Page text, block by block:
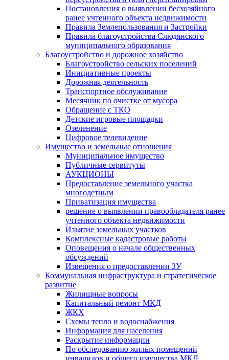
Постановления о выявлении бесхозяйного
ранее учтенного объекта недвижимости
Правила Землепользования и Застройки
Правила благоустройства Слюдянского
муниципального образования
Благоустройство и дорожное хозяйство
Благоустройство сельских поселений
Инициативные проекты
Дорожная деятельность
Транспортное обслуживание
Месячник по очистке от мусора
Обращение с ТКО
Детские игровые площадки
Озеленение
Цифровое телевидение
Имущество и земельные отношения
Муниципальное имущество
Публичные сервитуты
АУКЦИОНЫ
Предоставление земельного участка
многодетным
Приватизация имущества
решение о выявлении правообладателя ранее
учтенного объекта недвижимости
Изъятие земельных участков
Комплексные кадастровые работы
Оповещения о начале общественных
обсуждений
Извещения о предоставлении ЗУ
Коммунальная инфраструктура и стратегическое
развитие
Жилищные вопросы
Капитальный ремонт МКД
ЖКХ
Схемы тепло и водоснабжения
Информация для населения
Раскрытие информации
По обследованию жилых помещений